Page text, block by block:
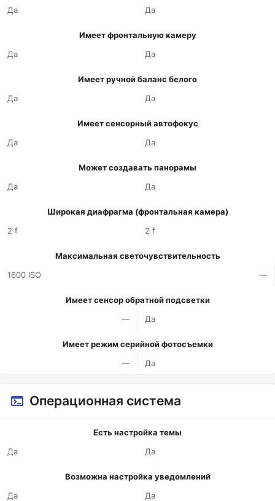
Да
Да
Имеет фронтальную камеру
Да
Да
Имеет ручной баланс белого
Да
Да
Имеет сенсорный автофокус
Да
Да
Может создавать панорамы
Да
Да
Широкая диафрагма (фронтальная камера)
2 f
2 f
Максимальная светочувствительность
1600 ISO
—
Имеет сенсор обратной подсветки
—
Да
Имеет режим серийной фотосъемки
—
Да
Операционная система
Есть настройка темы
Да
Да
Возможна настройка уведомлений
Да
Да